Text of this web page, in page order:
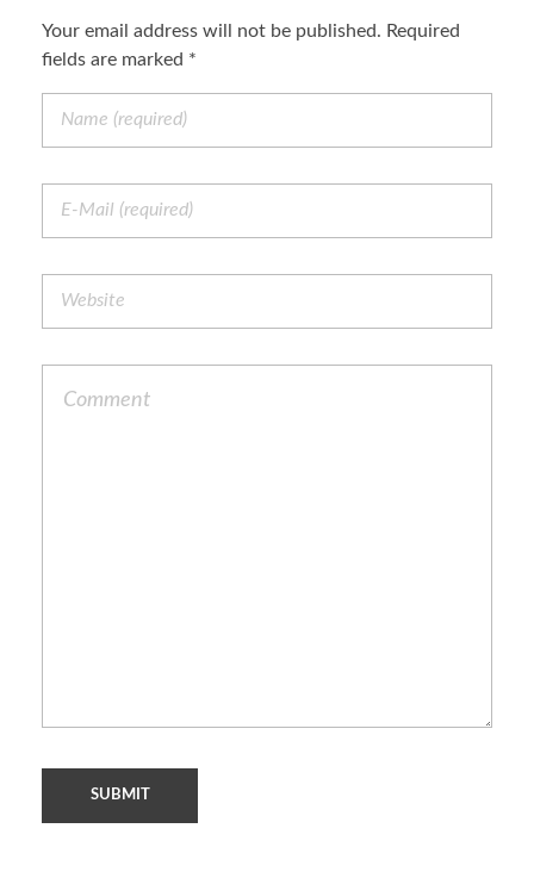
Your email address will not be published. Required
fields are marked *